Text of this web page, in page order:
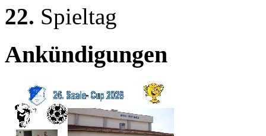
22. Spieltag
Ankündigungen